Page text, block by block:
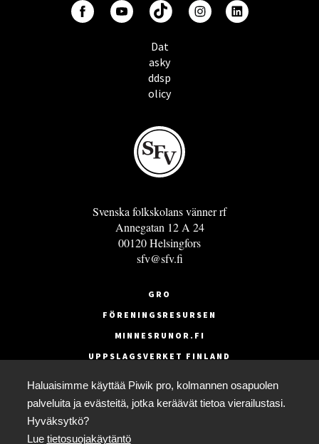
Dat
asky
ddsp
olicy
Svenska folkskolans vänner rf
Annegatan 12 A 24
00120 Helsingfors
sfv@sfv.fi
GRO
FÖRENINGSRESURSEN
MINNESRUNOR.FI
UPPSLAGSVERKET FINLAND
Haluaisimme käyttää Piwik pro, kolmannen osapuolen
palveluita ja evästeitä, jotka keräävät tietoa vierailustasi.
Hyväksytkö?
Lue tietosuojakäytäntö